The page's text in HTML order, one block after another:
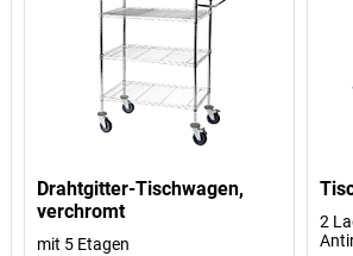
Drahtgitter-Tischwagen,
verchromt
mit 5 Etagen
2